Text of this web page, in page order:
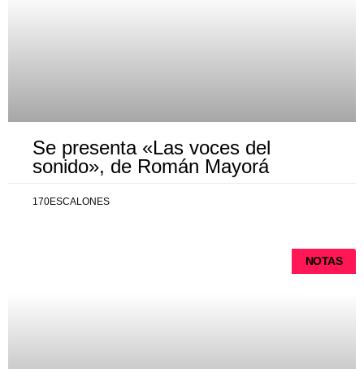
Se presenta «Las voces del
sonido», de Román Mayorá
170ESCALONES
NOTAS